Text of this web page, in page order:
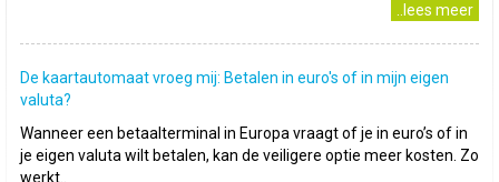
..lees meer
De kaartautomaat vroeg mij: Betalen in euro's of in mijn eigen
valuta?
Wanneer een betaalterminal in Europa vraagt of je in euro’s of in
je eigen valuta wilt betalen, kan de veiligere optie meer kosten. Zo
werkt..